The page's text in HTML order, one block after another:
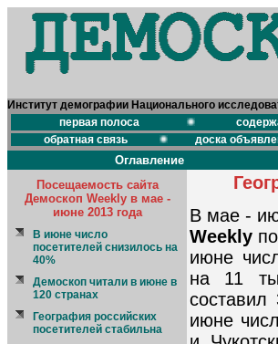
Институт демографии Национального
первая полоса
обратная связь
доска
Оглавление
Посещаемость сайта
Демоскоп Weekly в мае -
июне 2013 года
В июне число
посетителей снизилось на
40%
Демоскоп читали в июне в
120 странах
География российских
посетителей стабильна
В мае -
Weekly
июне
на 11
июне